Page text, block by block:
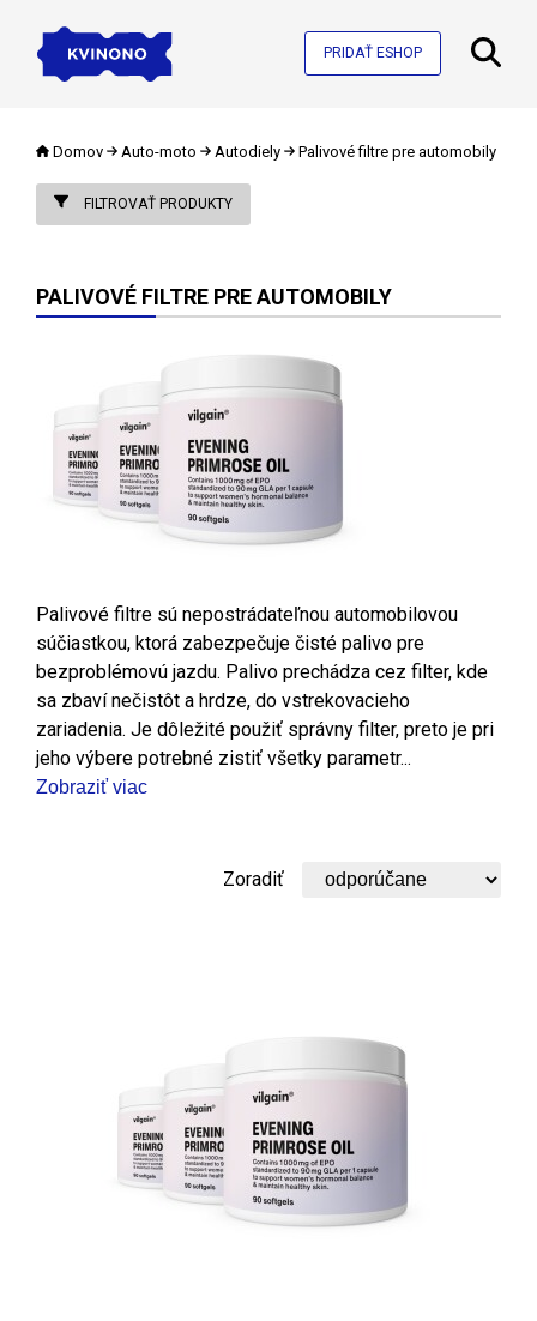
PRIDAŤ ESHOP
Domov Auto-moto Autodiely Palivové filtre pre automobily
FILTROVAŤ PRODUKTY
PALIVOVÉ FILTRE PRE AUTOMOBILY
Palivové filtre sú nepostrádateľnou automobilovou
súčiastkou, ktorá zabezpečuje čisté palivo pre
bezproblémovú jazdu. Palivo prechádza cez filter, kde
sa zbaví nečistôt a hrdze, do vstrekovacieho
zariadenia. Je dôležité použiť správny filter, preto je pri
jeho výbere potrebné zistiť všetky parametr...
Zobraziť viac
Zoradiť